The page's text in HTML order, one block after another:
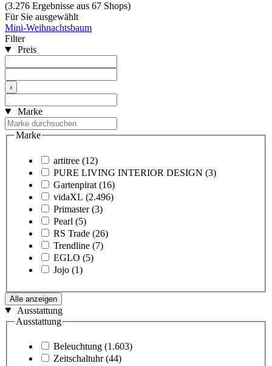
(3.276 Ergebnisse aus 67 Shops)
Für Sie ausgewählt
Mini-Weihnachtsbaum
Filter
Preis
›
Marke
Marke
artitree (12)
PURE LIVING INTERIOR DESIGN (3)
Gartenpirat (16)
vidaXL (2.496)
Primaster (3)
Pearl (5)
RS Trade (26)
Trendline (7)
EGLO (5)
Jojo (1)
Alle anzeigen
Ausstattung
Ausstattung
Beleuchtung (1.603)
Zeitschaltuhr (44)